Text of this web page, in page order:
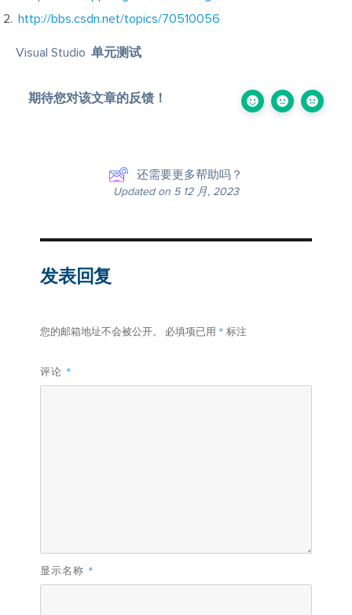
http://bbs.csdn.net/topics/70510056
Visual Studio 单元测试
期待您对该文章的反馈！
还需要更多帮助吗？
Updated on 5 12 月, 2023
发表回复
您的邮箱地址不会被公开。 必填项已用 * 标注
评论 *
显示名称 *